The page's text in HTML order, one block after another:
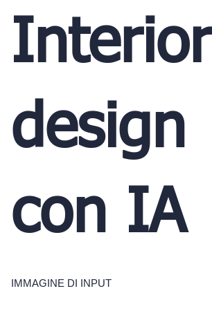
Interior
design
con IA
IMMAGINE DI INPUT